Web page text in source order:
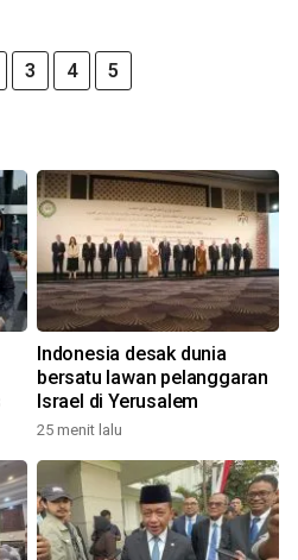
3 4 5
Indonesia desak dunia
bersatu lawan pelanggaran
Israel di Yerusalem
25 menit lalu